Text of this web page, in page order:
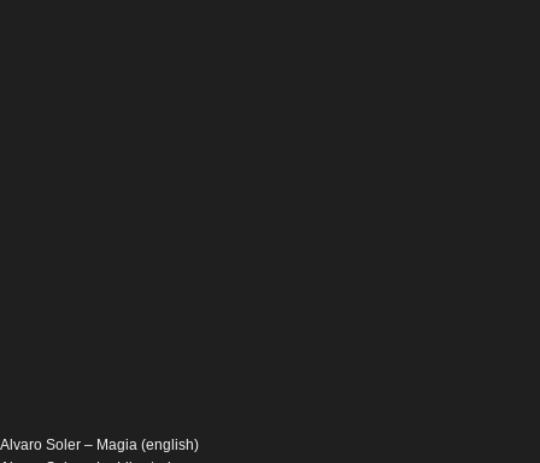
Alvaro Soler – Magia (english)